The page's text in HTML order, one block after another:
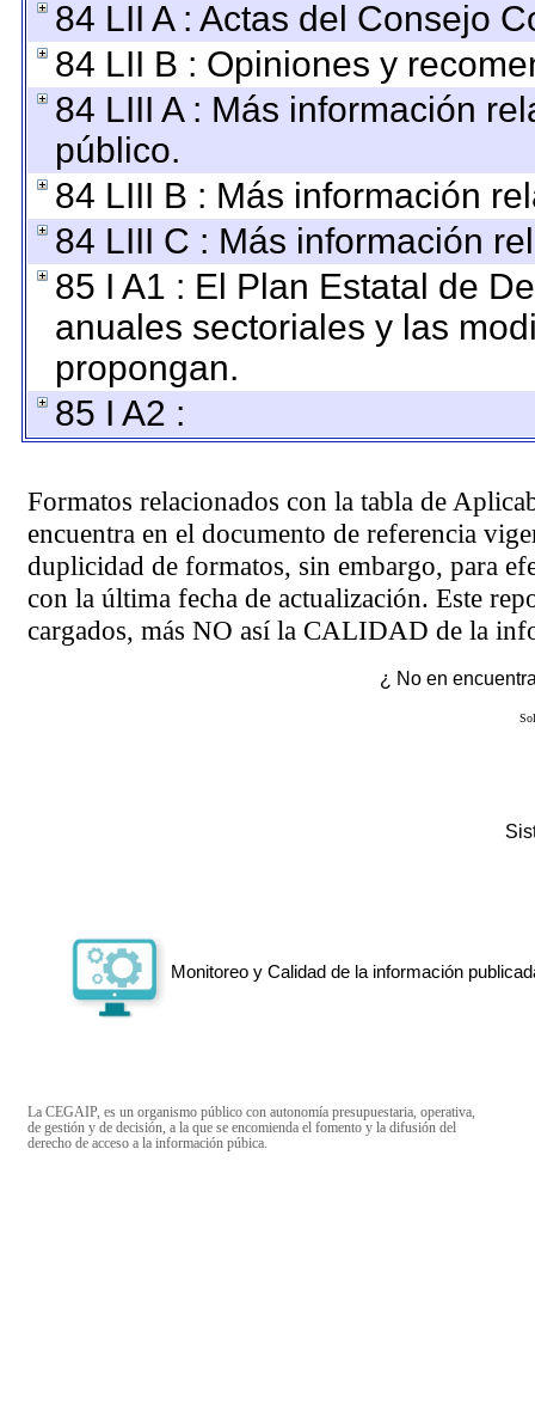
84 LII A : Actas del Consejo
84 LII B : Opiniones y
84 LIII A : Más información
público.
84 LIII B : Más información
84 LIII C : Más información
85 I A1 : El Plan Estatal de
anuales sectoriales y las
propongan.
85 I A2 :
Formatos relacionados con la tabla de
encuentra en el documento de referencia
duplicidad de formatos, sin embargo, para
con la última fecha de actualización. Este
cargados, más NO así la CALIDAD de la
¿ No en
Monitoreo y Calidad de la información
La CEGAIP, es un organismo público con autonomía presupuestaria, operativa,
de gestión y de decisión, a la que se encomienda el fomento y la difusión del
derecho de acceso a la información púbica.